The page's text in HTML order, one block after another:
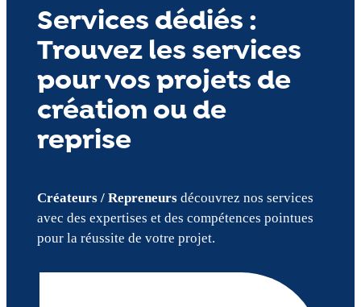
Services dédiés :
Trouvez les services
pour vos projets de
création ou de
reprise
Créateurs / Repreneursdécouvrez nos services
avec des expertises et des compétences pointues
pour la réussite de votre projet.